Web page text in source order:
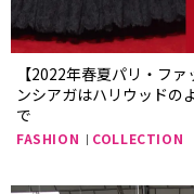
【2022年春夏パリ・フ
ンシアガはハリウッドの
で
FASHION COLLECTION